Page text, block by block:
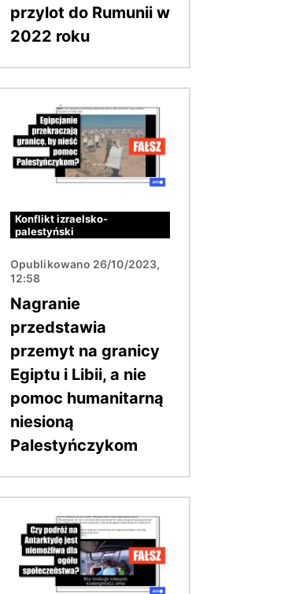
przylot do Rumunii w
2022 roku
Konflikt izraelsko-
palestyński
Opublikowano 26/10/2023,
12:58
Nagranie
przedstawia
przemyt na granicy
Egiptu i Libii, a nie
pomoc humanitarną
niesioną
Palestyńczykom